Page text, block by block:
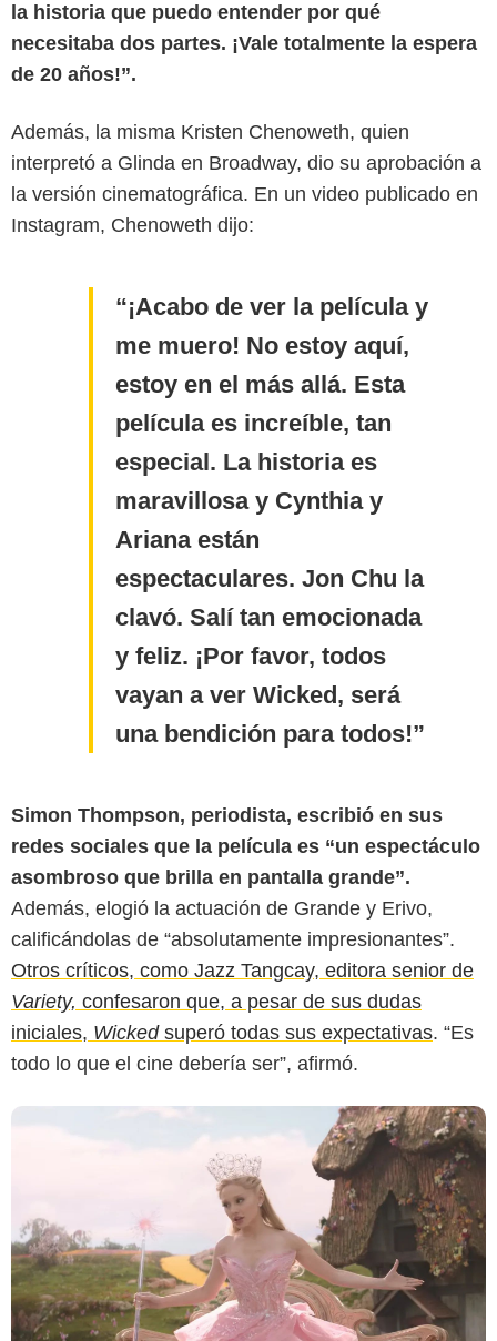
la historia que puedo entender por qué
necesitaba dos partes. ¡Vale totalmente la espera
de 20 años!”.
Además, la misma Kristen Chenoweth, quien
interpretó a Glinda en Broadway, dio su aprobación a
la versión cinematográfica. En un video publicado en
Instagram, Chenoweth dijo:
¡Acabo de ver la película y
me muero! No estoy aquí,
estoy en el más allá. Esta
película es increíble, tan
especial. La historia es
maravillosa y Cynthia y
Ariana están
espectaculares. Jon Chu la
clavó. Salí tan emocionada
y feliz. ¡Por favor, todos
vayan a ver Wicked, será
una bendición para todos!
Simon Thompson, periodista, escribió en sus
redes sociales que la película es “un espectáculo
asombroso que brilla en pantalla grande”.
Además, elogió la actuación de Grande y Erivo,
calificándolas de “absolutamente impresionantes”.
Otros críticos, como Jazz Tangcay, editora senior de
Variety, confesaron que, a pesar de sus dudas
iniciales, Wickedsuperó todas sus expectativas. “Es
todo lo que el cine debería ser”, afirmó.